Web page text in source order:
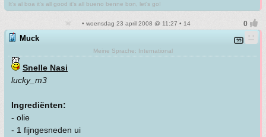
It's al boa it's all good it's all bueno benne bon, let's go!
• woensdag 23 april 2008 @ 11:27 • 14
Muck
Meine Sprache: International
Snelle Nasi
lucky_m3
Ingrediënten:
- olie
- 1 fijngesneden ui